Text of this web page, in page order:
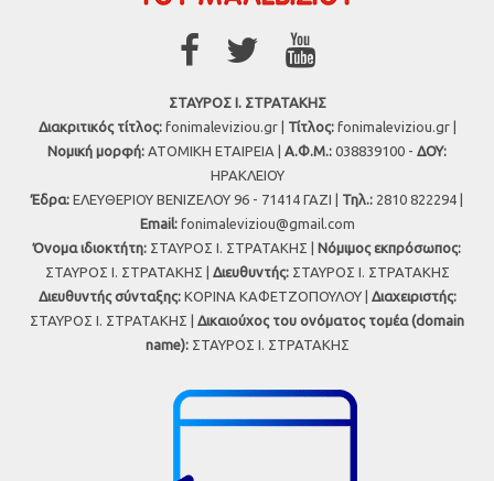
ΣΤΑΥΡΟΣ Ι. ΣΤΡΑΤΑΚΗΣ
Διακριτικός τίτλος:fonimaleviziou.gr | Τίτλος:fonimaleviziou.gr |
Νομική μορφή: ΑΤΟΜΙΚΗ ΕΤΑΙΡΕΙΑ | Α.Φ.Μ.: 038839100 - ΔΟΥ:
ΗΡΑΚΛΕΙΟΥ
Έδρα: ΕΛΕΥΘΕΡΙΟΥ ΒΕΝΙΖΕΛΟΥ 96 - 71414 ΓΑΖΙ | Τηλ.: 2810 822294 |
Εmail: fonimaleviziou@gmail.com
Όνομα ιδιοκτήτη: ΣΤΑΥΡΟΣ Ι. ΣΤΡΑΤΑΚΗΣ | Νόμιμος εκπρόσωπος:
ΣΤΑΥΡΟΣ Ι. ΣΤΡΑΤΑΚΗΣ | Διευθυντής:ΣΤΑΥΡΟΣ Ι. ΣΤΡΑΤΑΚΗΣ
Διευθυντής σύνταξης:ΚΟΡΙΝΑ ΚΑΦΕΤΖΟΠΟΥΛΟΥ | Διαχειριστής:
ΣΤΑΥΡΟΣ Ι. ΣΤΡΑΤΑΚΗΣ | Δικαιούχος του ονόματος τομέα (domain
name):ΣΤΑΥΡΟΣ Ι. ΣΤΡΑΤΑΚΗΣ